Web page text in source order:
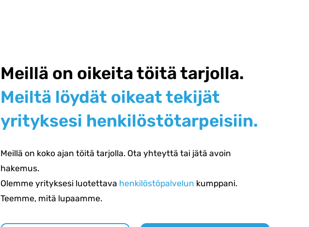
Meillä on oikeita töitä tarjolla.
Meiltä löydät oikeat tekijät
yrityksesi henkilöstötarpeisiin.
Meillä on koko ajan töitä tarjolla. Ota yhteyttä tai jätä avoin
hakemus.
Olemme yrityksesi luotettava henkilöstöpalvelun kumppani.
Teemme, mitä lupaamme.